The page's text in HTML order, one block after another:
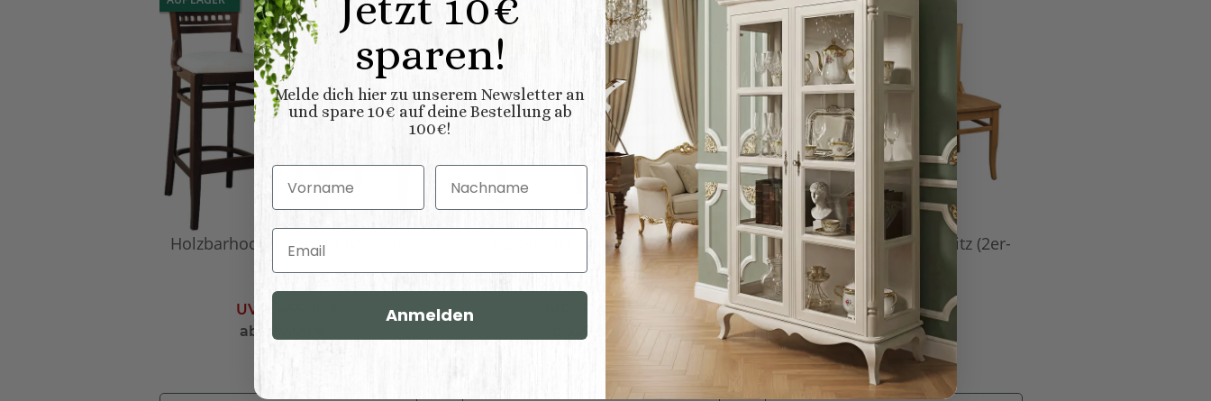
Holzbarhocker Condor (2er-Set)
UVP:
ab
Holzstuhl Condor (2er-Set)
Holzstuhl Condor Holzsitz (2er-
UVP: 393,00 €
327,00 €*
sparen!
Melde dich hier zu unserem Newsletter an
und spare 10€ auf deine Bestellung ab
100€!
Vorname Nachname
Email
Anmelden